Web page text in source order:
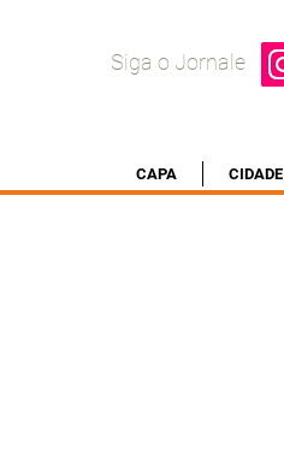
Siga o Jornale
CAPA CIDADE